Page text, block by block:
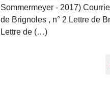
Sommermeyer - 2017)
de Brignoles , n° 2 Lettre de
Lettre de (…)